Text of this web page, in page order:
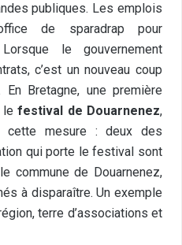
publiques. Les emplois
de sparadrap pour
le gouvernement
c’est un nouveau coup
Bretagne, une première
lefestival de Douarnenez,
cette mesure : deux des
qui porte le festival sont
commune de Douarnenez,
à disparaître. Un exemple
terre d’associations et